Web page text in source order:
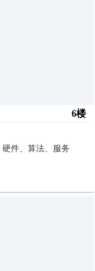
6楼
件、算法、服务